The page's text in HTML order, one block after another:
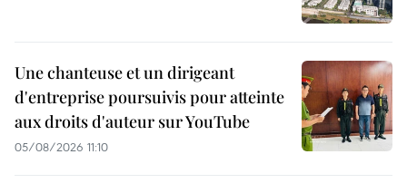
Une chanteuse et un dirigeant
d'entreprise poursuivis pour atteinte
aux droits d'auteur sur YouTube
05/08/2026 11:10